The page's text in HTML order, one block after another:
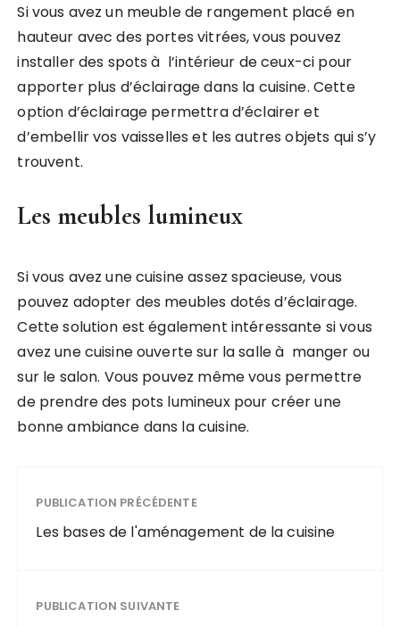
Si vous avez un meuble de rangement placé en
hauteur avec des portes vitrées, vous pouvez
installer des spots à l’intérieur de ceux-ci pour
apporter plus d’éclairage dans la cuisine. Cette
option d’éclairage permettra d’éclairer et
d’embellir vos vaisselles et les autres objets qui s’y
trouvent.
Les meubles lumineux
Si vous avez une cuisine assez spacieuse, vous
pouvez adopter des meubles dotés d’éclairage.
Cette solution est également intéressante si vous
avez une cuisine ouverte sur la salle à manger ou
sur le salon. Vous pouvez même vous permettre
de prendre des pots lumineux pour créer une
bonne ambiance dans la cuisine.
PUBLICATION PRÉCÉDENTE
Les bases de l'aménagement de la cuisine
PUBLICATION SUIVANTE